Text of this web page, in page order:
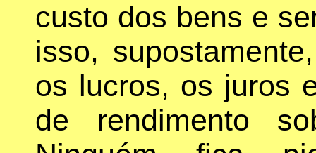
custo dos bens e
isso,
os lucros, os juros
de rendimento